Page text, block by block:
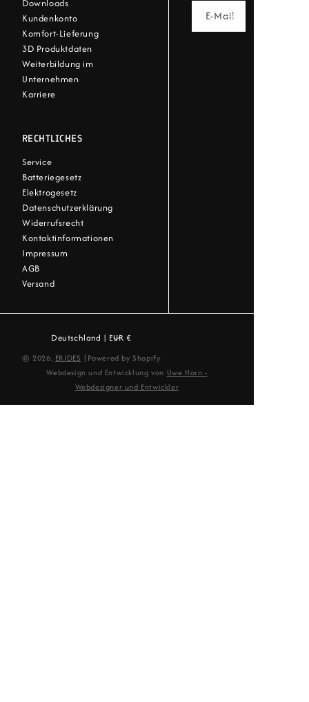
Downloads
Kundenkonto
Komfort-Lieferung
3D Produktdaten
Weiterbildung im
Unternehmen
Karriere
RECHTLICHES
Service
Batteriegesetz
Elektrogesetz
Datenschutzerklärung
Widerrufsrecht
Kontaktinformationen
Impressum
AGB
Versand
E-Mail
Deutschland | EUR €
© 2026, ERIDES | Powered by Shopify
Webdesign und Entwicklung von Uwe Horn -
Webdesigner und Entwickler